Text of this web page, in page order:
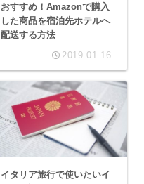
おすすめ！Amazonで購入
した商品を宿泊先ホテルへ
配送する方法
2019.01.16
イタリア旅行で使いたいイ